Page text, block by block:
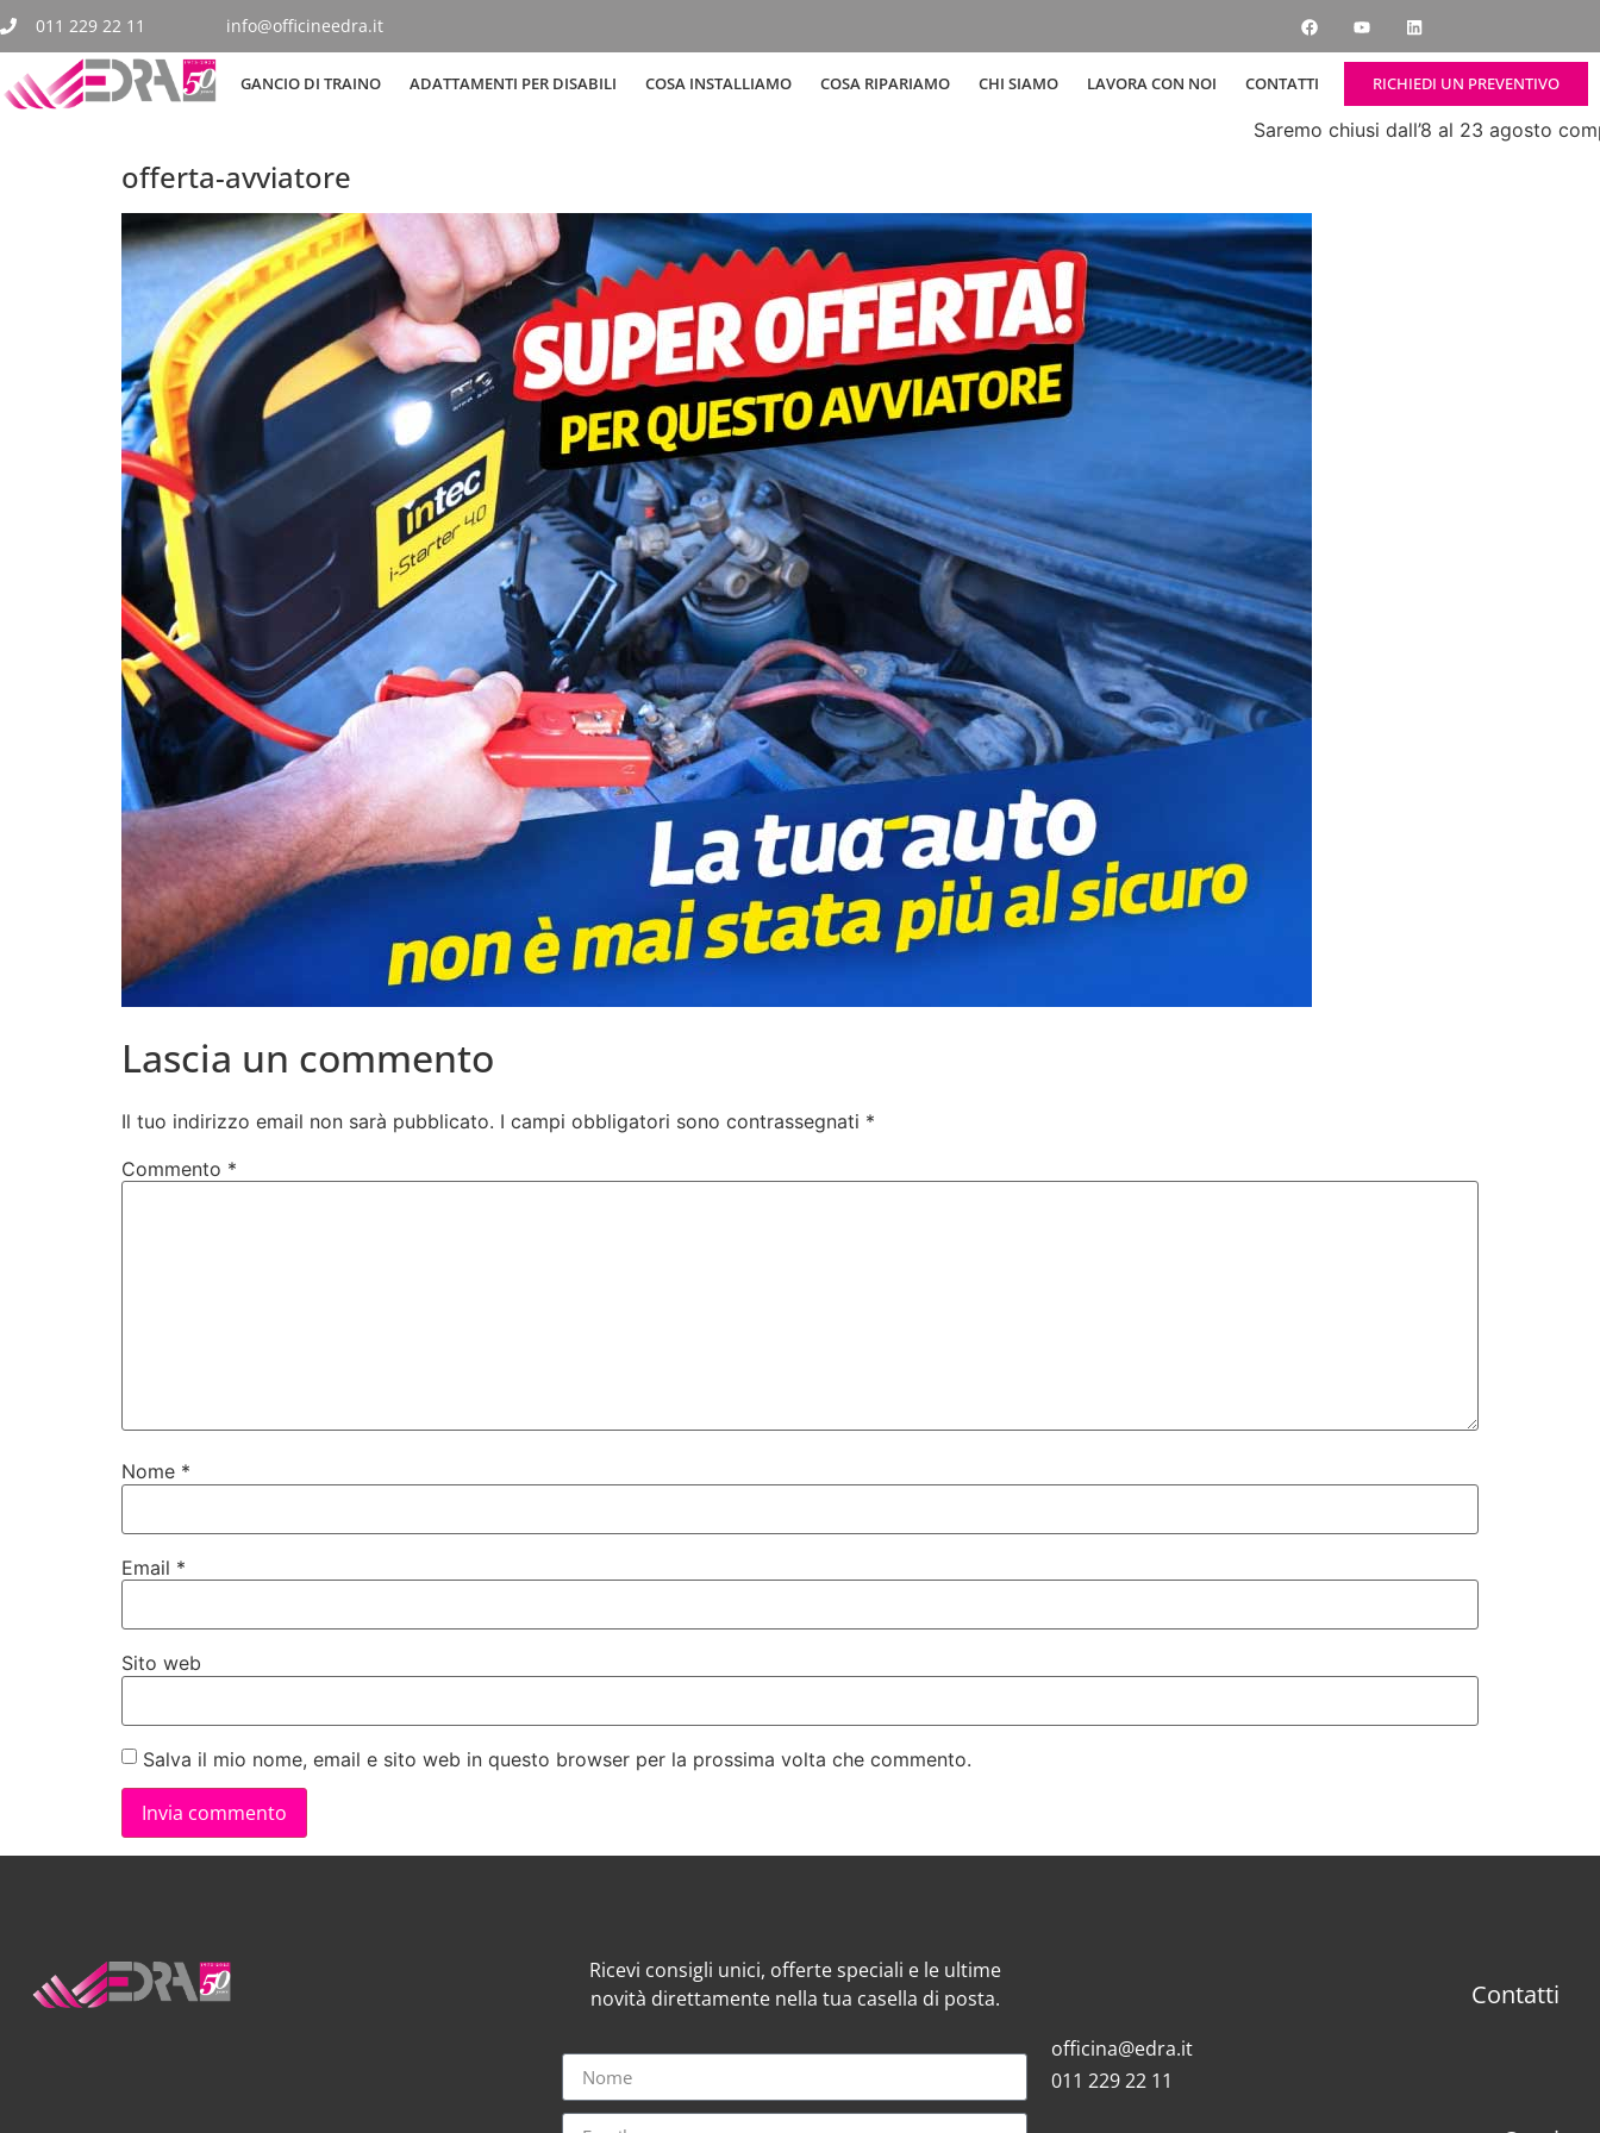
011 229 22 11 info@officineedra.it
GANCIO DI TRAINO ADATTAMENTI PER DISABILI COSA INSTALLIAMO COSA RIPARIAMO CHI SIAMO LAVORA CON NOI CONTATTI RICHIEDI UN PREVENTIVO
Saremo chiusi dall’8 al 23 agosto
offerta-avviatore
Lascia un commento
Il tuo indirizzo email non sarà pubblicato. I campi obbligatori sono contrassegnati *
Commento *
Nome *
Email *
Sito web
Salva il mio nome, email e sito web in questo browser per la prossima volta che commento.
Ricevi consigli unici, offerte speciali e le ultime
novità direttamente nella tua casella di posta.
Contatti
officina@edra.it
011 229 22 11